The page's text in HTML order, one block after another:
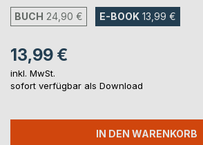
BUCH 24,90 € E-BOOK 13,99 €
13,99 €
inkl. MwSt.
sofort verfügbar als Download
IN DEN WARENKORB